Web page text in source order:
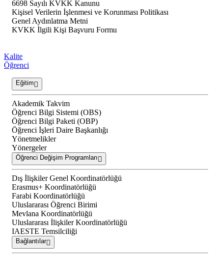
6698 Sayılı KVKK Kanunu
Kişisel Verilerin İşlenmesi ve Korunması Politikası
Genel Aydınlatma Metni
KVKK İlgili Kişi Başvuru Formu
Kalite
Öğrenci
Eğitim
Akademik Takvim
Öğrenci Bilgi Sistemi (OBS)
Öğrenci Bilgi Paketi (OBP)
Öğrenci İşleri Daire Başkanlığı
Yönetmelikler
Yönergeler
Öğrenci Değişim Programları
Dış İlişkiler Genel Koordinatörlüğü
Erasmus+ Koordinatörlüğü
Farabi Koordinatörlüğü
Uluslararası Öğrenci Birimi
Mevlana Koordinatörlüğü
Uluslararası İlişkiler Koordinatörlüğü
IAESTE Temsilciliği
Bağlantılar